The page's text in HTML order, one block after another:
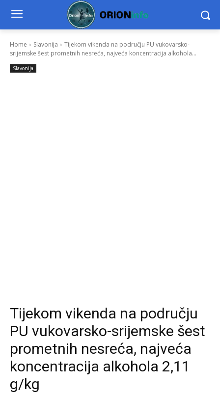
Home Slavonija
Tijekom vikenda na području PU vukovarsko-
srijemske šest prometnih nesreća, najveća koncentracija alkohola...
Slavonija
Tijekom vikenda na području
PU vukovarsko-srijemske šest
prometnih nesreća, najveća
koncentracija alkohola 2,11
g/kg